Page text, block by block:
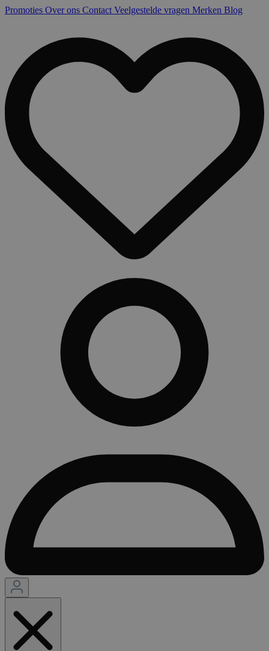
Promoties Over ons Contact Veelgestelde vragen Merken Blog